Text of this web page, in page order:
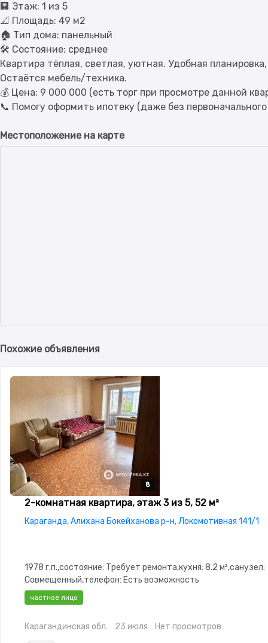
🏢 Этаж: 1 из 5
📐 Площадь: 49 м2
🏠 Тип дома: панельный
🛠 Состояние: среднее
Квартира тёплая, светлая, уютная. Удобная
Остаётся мебель/техника.
💰 Цена: 9 000 000 (есть торг при просмотре данной
Местоположение на карте
Похожие объявления
8
8
8
8
8
2-комнатная квартира, этаж 3 из 5, 52 м²
Караганда, Алихана Бокейханова р-н, Локомотивная 141/1
1978 г.п.,состояние: Требует ремонта,кухня: 8.2 м²,санузел:
Совмещенный,телефон: Есть возможность
подключения,Домофон,Пластиковые
окна,Неугловая,Улучшенная,Комнаты
частное лицо
Карагандинская обл. 23 июля Нет просмотров